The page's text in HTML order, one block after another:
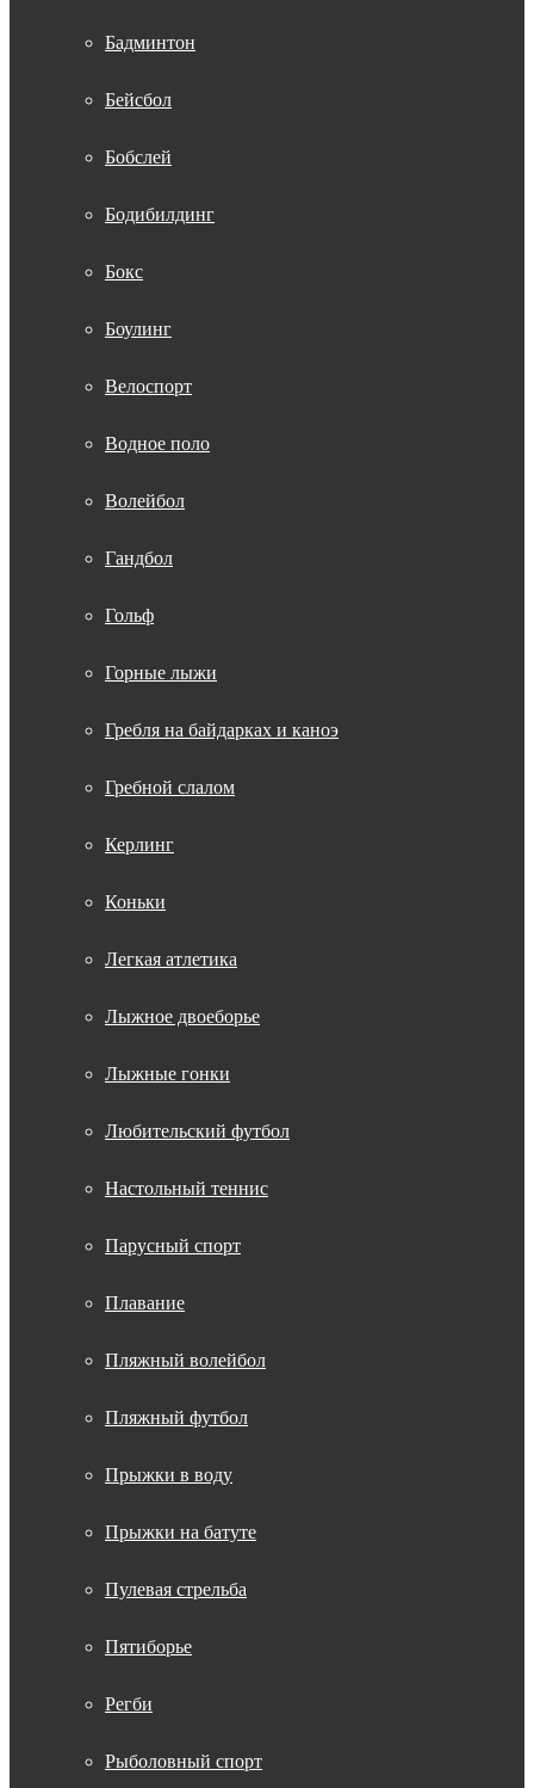
Бадминтон
Бейсбол
Бобслей
Бодибилдинг
Бокс
Боулинг
Велоспорт
Водное поло
Волейбол
Гандбол
Гольф
Горные лыжи
Гребля на байдарках и каноэ
Гребной слалом
Керлинг
Коньки
Легкая атлетика
Лыжное двоеборье
Лыжные гонки
Любительский футбол
Настольный теннис
Парусный спорт
Плавание
Пляжный волейбол
Пляжный футбол
Прыжки в воду
Прыжки на батуте
Пулевая стрельба
Пятиборье
Регби
Рыболовный спорт